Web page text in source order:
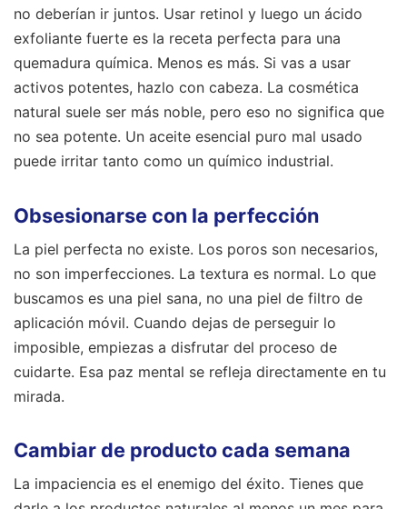
no deberían ir juntos. Usar retinol y luego un ácido
exfoliante fuerte es la receta perfecta para una
quemadura química. Menos es más. Si vas a usar
activos potentes, hazlo con cabeza. La cosmética
natural suele ser más noble, pero eso no significa que
no sea potente. Un aceite esencial puro mal usado
puede irritar tanto como un químico industrial.
Obsesionarse con la perfección
La piel perfecta no existe. Los poros son necesarios,
no son imperfecciones. La textura es normal. Lo que
buscamos es una piel sana, no una piel de filtro de
aplicación móvil. Cuando dejas de perseguir lo
imposible, empiezas a disfrutar del proceso de
cuidarte. Esa paz mental se refleja directamente en tu
mirada.
Cambiar de producto cada semana
La impaciencia es el enemigo del éxito. Tienes que